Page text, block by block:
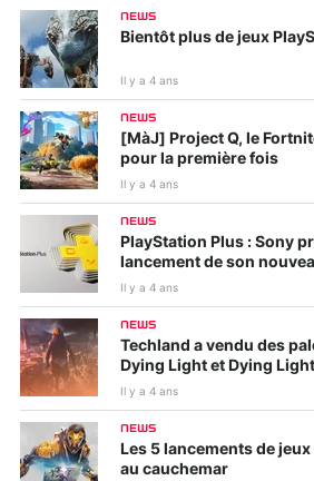
NEWS
Bientôt plus de jeux
Il y a 4 ans
NEWS
[MàJ] Project Q, le
pour la première fois
Il y a 4 ans
NEWS
PlayStation Plus : Sony
lancement de son
Il y a 4 ans
NEWS
Techland a vendu des
Dying Light et Dying
Il y a 4 ans
NEWS
Les 5 lancements de
au cauchemar